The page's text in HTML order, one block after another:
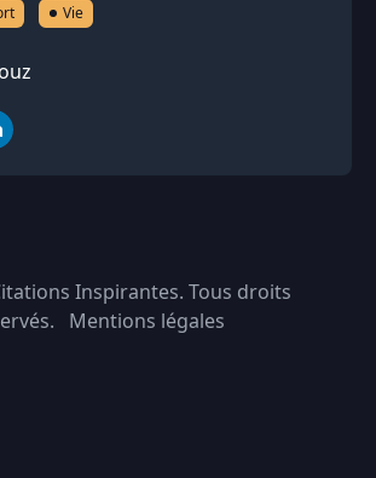
Vie
Inspirantes. Tous droits
Mentions légales